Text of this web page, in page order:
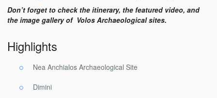
Don’t forget to check the itinerary, the featured video, and
the image gallery of Volos Archaeological sites.
Highlights
Nea Anchialos Archaeological Site
Dimini